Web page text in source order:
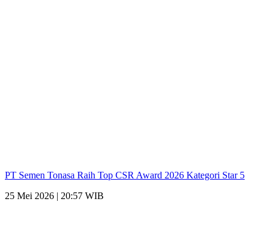
PT Semen Tonasa Raih Top CSR Award 2026 Kategori Star 5
25 Mei 2026 | 20:57 WIB